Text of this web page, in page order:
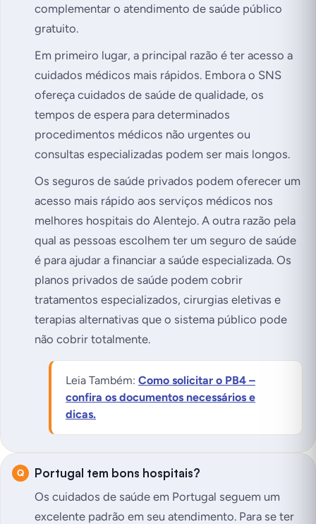
complementar o atendimento de saúde público
gratuito.
Em primeiro lugar, a principal razão é ter acesso a
cuidados médicos mais rápidos. Embora o SNS
ofereça cuidados de saúde de qualidade, os
tempos de espera para determinados
procedimentos médicos não urgentes ou
consultas especializadas podem ser mais longos.
Os seguros de saúde privados podem oferecer um
acesso mais rápido aos serviços médicos nos
melhores hospitais do Alentejo. A outra razão pela
qual as pessoas escolhem ter um seguro de saúde
é para ajudar a financiar a saúde especializada. Os
planos privados de saúde podem cobrir
tratamentos especializados, cirurgias eletivas e
terapias alternativas que o sistema público pode
não cobrir totalmente.
Leia Também: Como solicitar o PB4 –
confira os documentos necessários e
dicas.
Portugal tem bons hospitais?
Os cuidados de saúde em Portugal seguem um
excelente padrão em seu atendimento. Para se ter